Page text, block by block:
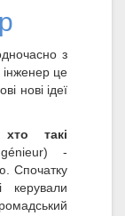
з
це
нові ідеї
хто такі
-
Спочатку
керували